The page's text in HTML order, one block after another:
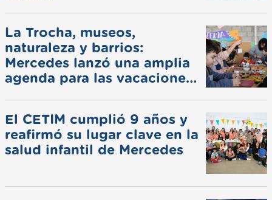
La Trocha, museos,
naturaleza y barrios:
Mercedes lanzó una amplia
agenda para las vacaciones
El CETIM cumplió 9 años y
reafirmó su lugar clave en la
salud infantil de Mercedes